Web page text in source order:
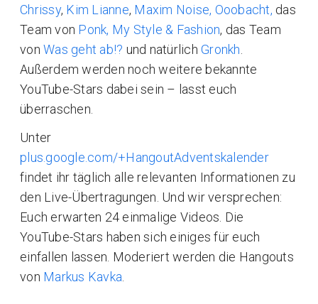
Chrissy, Kim Lianne, Maxim Noise, Ooobacht, das
Team von Ponk, My Style & Fashion, das Team
von Was geht ab!? und natürlich Gronkh
Außerdem werden noch weitere bekannte
YouTube-Stars dabei sein – lasst euch
überraschen.
Unter
plus.google.com/+HangoutAdventskalender
findet ihr täglich alle relevanten Informationen zu
den Live-Übertragungen. Und wir versprechen:
Euch erwarten 24 einmalige Videos. Die
YouTube-Stars haben sich einiges für euch
einfallen lassen. Moderiert werden die Hangouts
von Markus Kavka